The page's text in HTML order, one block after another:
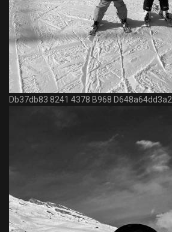
Db37db83 8241 4378 B968 D648a64dd3a2